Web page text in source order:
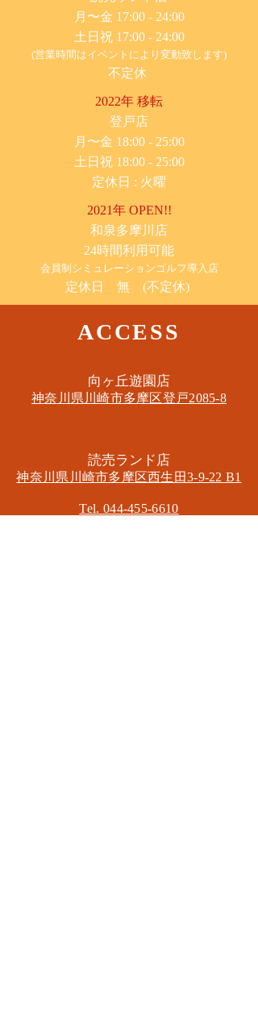
月〜金 17:00 - 24:00
土日祝 17:00 - 24:00
(営業時間はイベントにより変動致します)
不定休
2022年 移転
​登戸店
月〜金 18:00 - 25:00
土日祝 18:00 - 25:00
​定休日 : 火曜
2021年 OPEN!!
​和泉多摩川店
24時間利用可能
​会員制シミュレーションゴルフ導入店
定休日 無 (不定休)
ACCESS
​向ヶ丘遊園店
神奈川県川崎市多摩区​登戸2085-8
​読売ランド店
神奈川県川崎市多摩区​西生田3-9-22 B1
Tel. 044-455-6610